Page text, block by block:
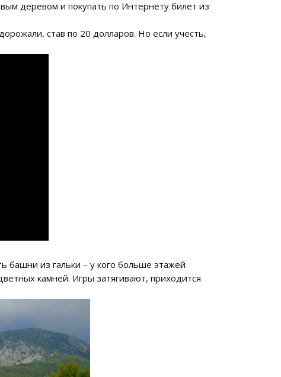
деревом и покупать по Интернету билет из
став по 20 долларов. Но если учесть,
башни из гальки – у кого больше этажей
камней. Игры затягивают, приходится